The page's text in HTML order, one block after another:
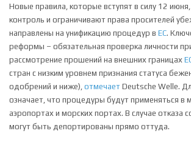
Новые правила, которые вступят в силу 12
контроль и ограничивают права просителей
направлены на унификацию процедур в ЕС.
реформы – обязательная проверка личности
рассмотрение прошений на внешних границах
стран с низким уровнем признания статуса
одобрений и ниже), отмечает Deutsche Welle.
означает, что процедуры будут применяться
аэропортах и морских портах. В случае отказа
могут быть депортированы прямо оттуда.